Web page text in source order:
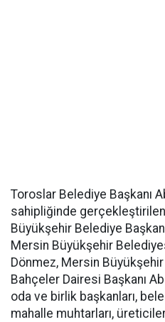
Toroslar Belediye Başkanı
sahipliğinde
Büyükşehir Belediye
Mersin Büyükşehir
Dönmez, Mersin
Bahçeler Dairesi Başkanı
oda ve birlik başkanları,
mahalle muhtarları,